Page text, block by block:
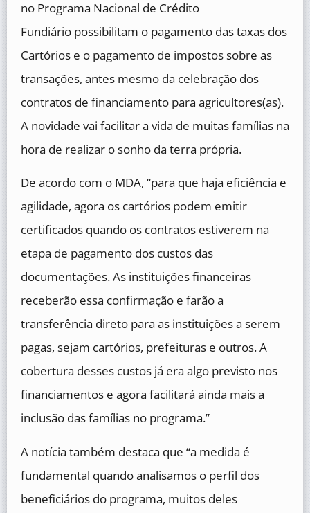
no Programa Nacional de Crédito
Fundiário possibilitam o pagamento das taxas dos
Cartórios e o pagamento de impostos sobre as
transações, antes mesmo da celebração dos
contratos de financiamento para agricultores(as).
A novidade vai facilitar a vida de muitas famílias na
hora de realizar o sonho da terra própria.
De acordo com o MDA, “para que haja eficiência e
agilidade, agora os cartórios podem emitir
certificados quando os contratos estiverem na
etapa de pagamento dos custos das
documentações. As instituições financeiras
receberão essa confirmação e farão a
transferência direto para as instituições a serem
pagas, sejam cartórios, prefeituras e outros. A
cobertura desses custos já era algo previsto nos
financiamentos e agora facilitará ainda mais a
inclusão das famílias no programa.”
A notícia também destaca que “a medida é
fundamental quando analisamos o perfil dos
beneficiários do programa, muitos deles